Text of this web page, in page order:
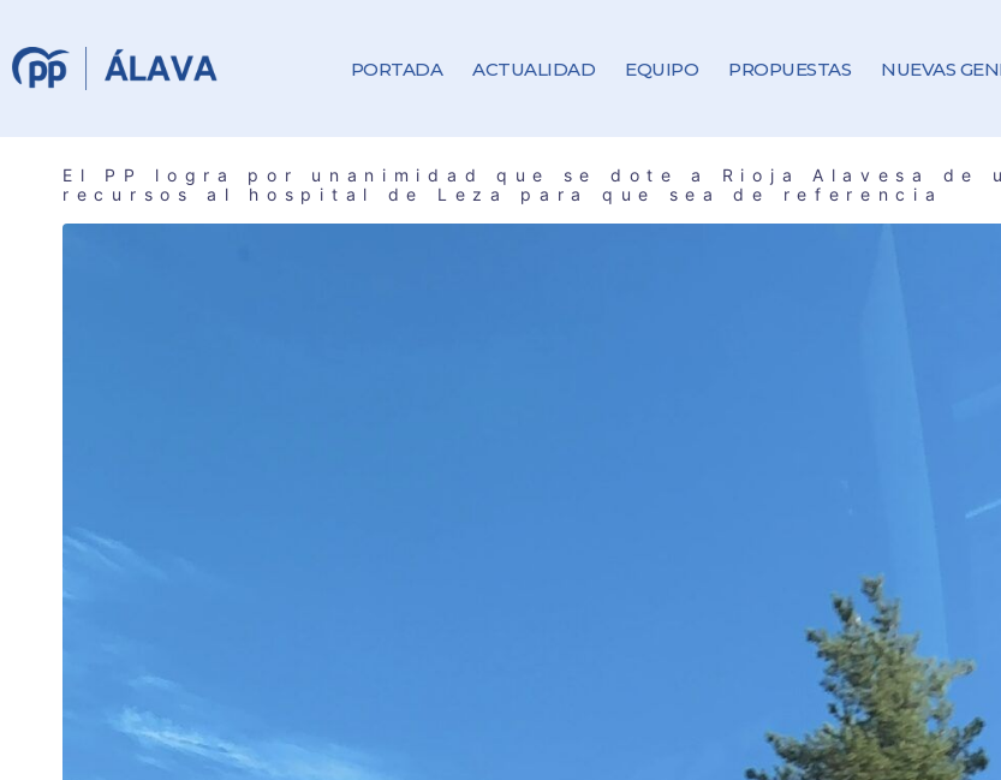
PORTADA ACTUALIDAD EQUIPO PROPUESTAS NUEVAS
El PP logra por unanimidad que se dote a Rioja Alavesa de
recursos al hospital de Leza para que sea de referencia